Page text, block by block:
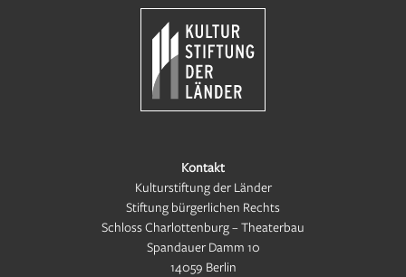
Kontakt
Kulturstiftung der Länder
Stiftung bürgerlichen Rechts
Schloss Charlottenburg – Theaterbau
Spandauer Damm 10
14059 Berlin